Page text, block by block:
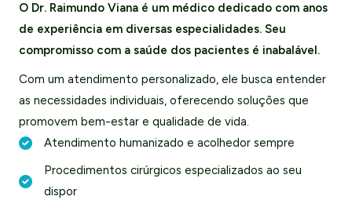
O Dr. Raimundo Viana é um médico dedicado com anos
de experiência em diversas especialidades. Seu
compromisso com a saúde dos pacientes é inabalável.
Com um atendimento personalizado, ele busca entender
as necessidades individuais, oferecendo soluções que
promovem bem-estar e qualidade de vida.
Atendimento humanizado e acolhedor sempre
Procedimentos cirúrgicos especializados ao seu
dispor